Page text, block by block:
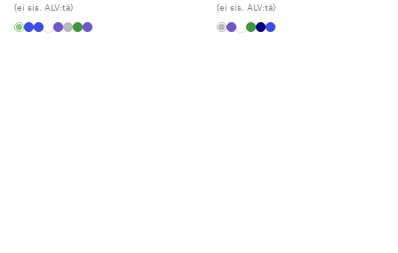
(ei sis. ALV:tä) (ei sis. ALV:tä)